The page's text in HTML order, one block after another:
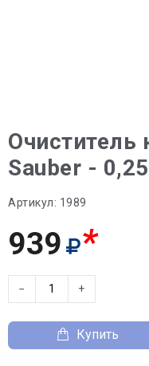
Очиститель
Sauber -
Артикул: 1989
939 *
− +
Купить